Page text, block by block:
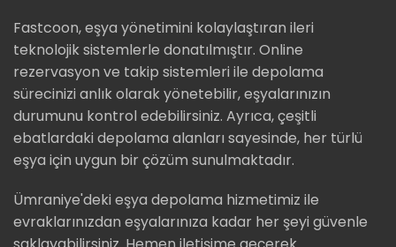
Fastcoon, eşya yönetimini kolaylaştıran ileri
teknolojik sistemlerle donatılmıştır. Online
rezervasyon ve takip sistemleri ile depolama
sürecinizi anlık olarak yönetebilir, eşyalarınızın
durumunu kontrol edebilirsiniz. Ayrıca, çeşitli
ebatlardaki depolama alanları sayesinde, her türlü
eşya için uygun bir çözüm sunulmaktadır.
Ümraniye'deki eşya depolama hizmetimiz ile
evraklarınızdan eşyalarınıza kadar her şeyi güvenle